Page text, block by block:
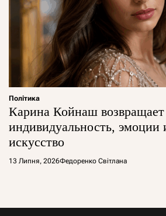
Політика
Карина Койнаш
индивидуальность, эмоции
искусство
13 Липня, 2026Федоренко Світлана